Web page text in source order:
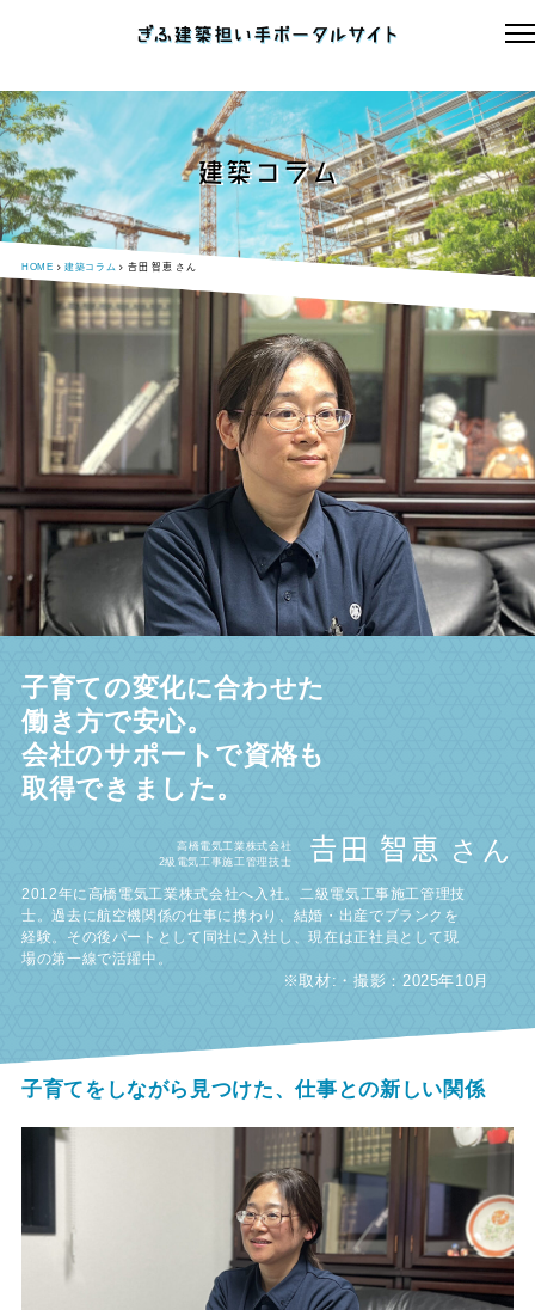
建築コラム
HOME 建築コラム 𠮷田 智恵 さん
子育ての変化に合わせた
働き方で安心。
会社のサポートで資格も
取得できました。
高橋電気工業株式会社
2級電気工事施工管理技士
𠮷田 智恵 さん
2012年に高橋電気工業株式会社へ入社。二級電気工事施工管理技
士。過去に航空機関係の仕事に携わり、結婚・出産でブランクを
経験。その後パートとして同社に入社し、現在は正社員として現
場の第一線で活躍中。
※取材:・撮影：2025年10月
子育てをしながら見つけた、仕事との新しい関係